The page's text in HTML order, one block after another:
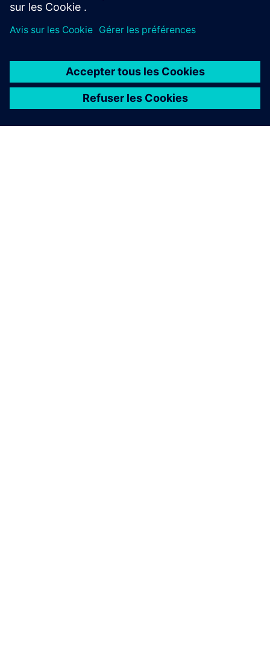
de systèmes mécatroniques qui permet aux ingénieurs
concepteurs d'évaluer et d'optimiser virtuellement les
performances des systèmes.